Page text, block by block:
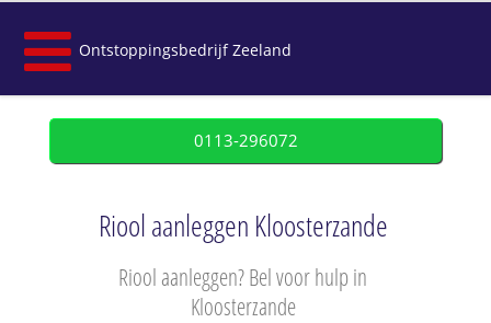
Ontstoppingsbedrijf Zeeland
0113-296072
Riool aanleggen Kloosterzande
Riool aanleggen? Bel voor hulp in
Kloosterzande